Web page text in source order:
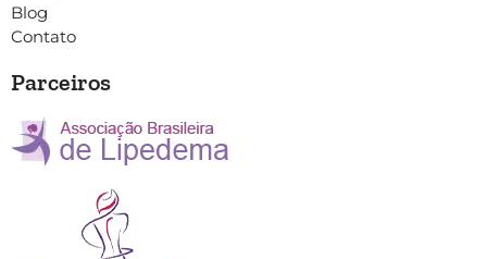
Blog
Contato
Parceiros